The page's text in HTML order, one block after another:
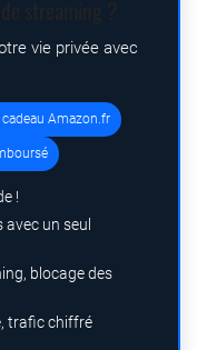
vie privée avec
Amazon.fr
!
avec un seul
blocage des
trafic chiffré